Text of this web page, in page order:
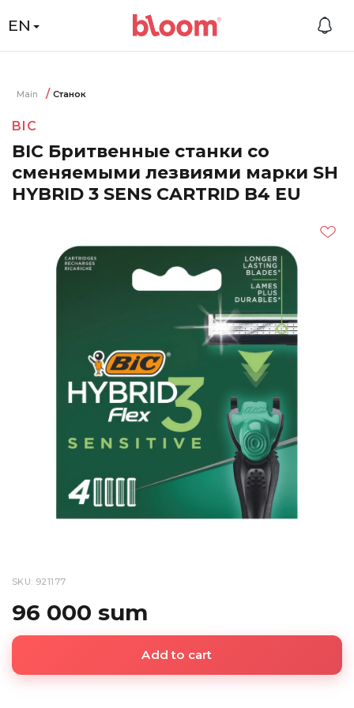
EN
Main Станок
BIC
BIC Бритвенные станки со
сменяемыми лезвиями марки SH
HYBRID 3 SENS CARTRID B4 EU
SKU: 921177
96 000 sum
Add to cart